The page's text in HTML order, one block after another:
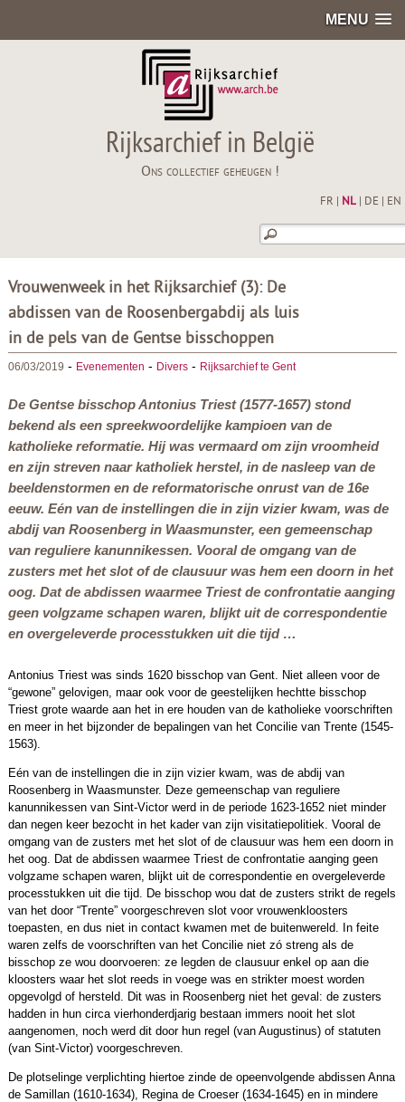
MENU
Rijksarchief in België
Ons collectief geheugen !
FR NL| DE EN
Vrouwenweek in het Rijksarchief (3): De
abdissen van de Roosenbergabdij als luis
in de pels van de Gentse bisschoppen
06/03/2019 - Evenementen - Divers- Rijksarchief te Gent
De Gentse bisschop Antonius Triest (1577-1657) stond
bekend als een spreekwoordelijke kampioen van de
katholieke reformatie. Hij was vermaard om zijn vroomheid
en zijn streven naar katholiek herstel, in de nasleep van de
beeldenstormen en de reformatorische onrust van de 16e
eeuw. Eén van de instellingen die in zijn vizier kwam, was de
abdij van Roosenberg in Waasmunster, een gemeenschap
van reguliere kanunnikessen. Vooral de omgang van de
zusters met het slot of de clausuur was hem een doorn in het
oog. Dat de abdissen waarmee Triest de confrontatie aanging
geen volgzame schapen waren, blijkt uit de correspondentie
en overgeleverde processtukken uit die tijd …
Antonius Triest was sinds 1620 bisschop van Gent. Niet alleen voor de
“gewone” gelovigen, maar ook voor de geestelijken hechtte bisschop
Triest grote waarde aan het in ere houden van de katholieke voorschriften
en meer in het bijzonder de bepalingen van het Concilie van Trente (1545-
1563).
Eén van de instellingen die in zijn vizier kwam, was de abdij van
Roosenberg in Waasmunster. Deze gemeenschap van reguliere
kanunnikessen van Sint-Victor werd in de periode 1623-1652 niet minder
dan negen keer bezocht in het kader van zijn visitatiepolitiek. Vooral de
omgang van de zusters met het slot of de clausuur was hem een doorn in
het oog. Dat de abdissen waarmee Triest de confrontatie aanging geen
volgzame schapen waren, blijkt uit de correspondentie en overgeleverde
processtukken uit die tijd. De bisschop wou dat de zusters strikt de regels
van het door “Trente” voorgeschreven slot voor vrouwenkloosters
toepasten, en dus niet in contact kwamen met de buitenwereld. In feite
waren zelfs de voorschriften van het Concilie niet zó streng als de
bisschop ze wou doorvoeren: ze legden de clausuur enkel op aan die
kloosters waar het slot reeds in voege was en strikter moest worden
opgevolgd of hersteld. Dit was in Roosenberg niet het geval: de zusters
hadden in hun circa vierhonderdjarig bestaan immers nooit het slot
aangenomen, noch werd dit door hun regel (van Augustinus) of statuten
(van Sint-Victor) voorgeschreven.
De plotselinge verplichting hiertoe zinde de opeenvolgende abdissen Anna
de Samillan (1610-1634), Regina de Croeser (1634-1645) en in mindere